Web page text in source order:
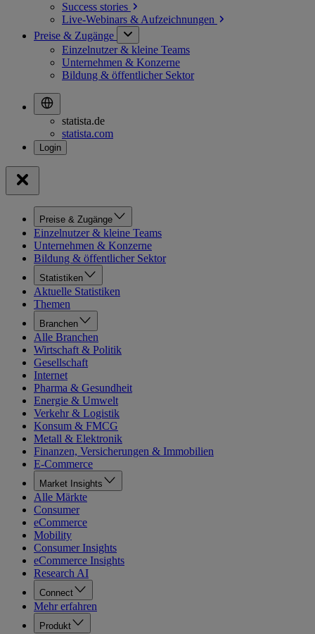
Success stories
Live-Webinars & Aufzeichnungen
Preise & Zugänge
Einzelnutzer & kleine Teams
Unternehmen & Konzerne
Bildung & öffentlicher Sektor
statista.de
statista.com
Preise & Zugänge
Einzelnutzer & kleine Teams
Unternehmen & Konzerne
Bildung & öffentlicher Sektor
Statistiken
Aktuelle Statistiken
Themen
Branchen
Alle Branchen
Wirtschaft & Politik
Gesellschaft
Internet
Pharma & Gesundheit
Energie & Umwelt
Verkehr & Logistik
Konsum & FMCG
Metall & Elektronik
Finanzen, Versicherungen & Immobilien
E-Commerce
Market Insights
Alle Märkte
Consumer
eCommerce
Mobility
Consumer Insights
eCommerce Insights
Research AI
Connect
Mehr erfahren
Produkt